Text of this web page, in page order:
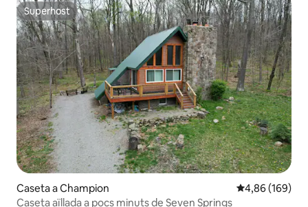
Superhost
Superhost
Caseta a Champion 4,86 de
4,86 (169)
Caseta aïllada a pocs minuts de Seven Springs